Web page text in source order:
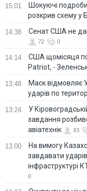
15:01
Шокуючі
розкрив схему у
14:38 Сенат США не
72 0
14:14
США щомісяця
Patriot, -
13:48
Маск відмовляє
ударів по
13:24
У
завдання
авіатехнік
83
13:00
На вимогу
завдавати
інфраструктурі
0